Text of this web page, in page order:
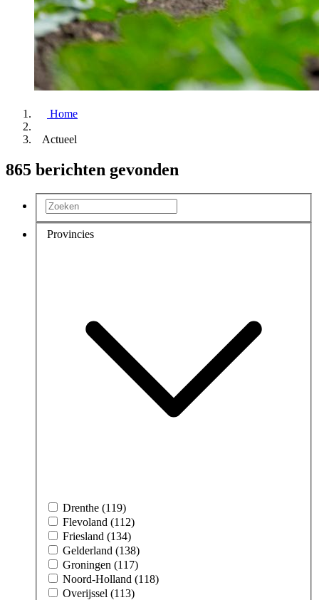
Home
Actueel
865 berichten gevonden
Provincies
Drenthe (119)
Flevoland (112)
Friesland (134)
Gelderland (138)
Groningen (117)
Noord-Holland (118)
Overijssel (113)